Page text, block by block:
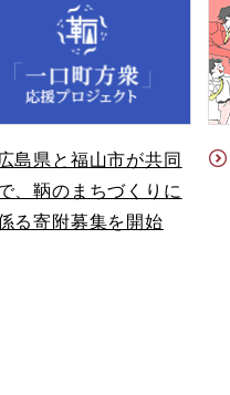
島県と福山市が共同
、鞆のまちづくりに
る寄附募集を開始